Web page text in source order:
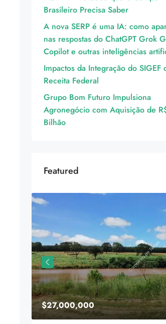
Brasileiro Precisa Saber
A nova SERP é uma IA: como
nas respostas do ChatGPT Grok
Copilot e outras inteligências
Impactos da Integração do SIGEF
Receita Federal
Grupo Bom Futuro Impulsiona
Agronegócio com Aquisição de
Bilhão
Featured
$27,000,000